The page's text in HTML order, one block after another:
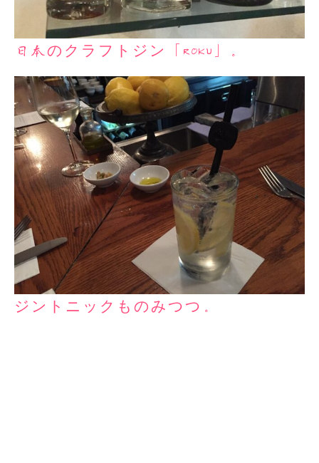
日本のクラフトジン「ROKU」。
ジントニックものみつつ。